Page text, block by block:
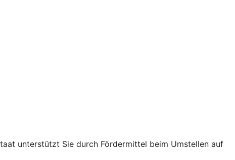
unterstützt Sie durch Fördermittel beim Umstellen auf